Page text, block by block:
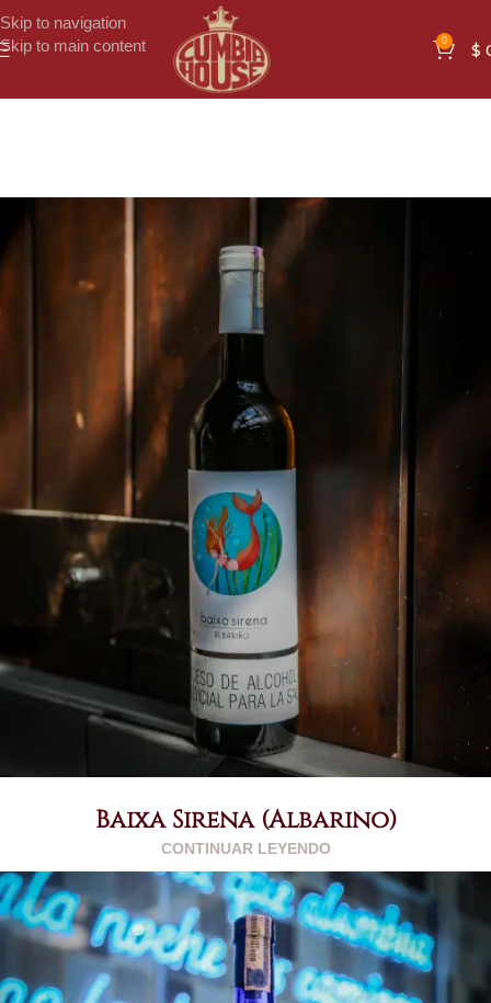
Skip to navigation
Skip to main content
0 $
Baixa Sirena (Albariño)
CONTINUAR LEYENDO